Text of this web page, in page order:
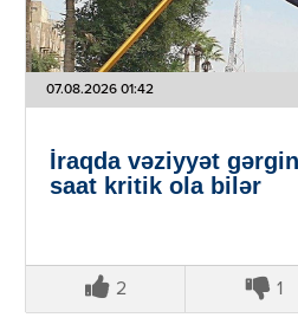
07.08.2026 01:42
İraqda vəziyyət
saat kritik ola bilər
2 1